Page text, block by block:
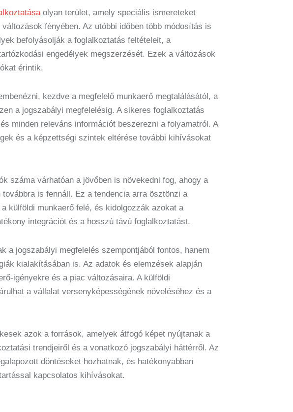
olyan terület, amely speciális ismereteket
fényében. Az utóbbi időben több módosítás is
befolyásolják a foglalkoztatás feltételeit, a
engedélyek megszerzését. Ezek a változások
érintik.
kezdve a megfelelő munkaerő megtalálásától, a
a jogszabályi megfelelésig. A sikeres foglalkoztatás
minden releváns információt beszerezni a folyamatról. A
és a képzettségi szintek eltérése további kihívásokat
száma várhatóan a jövőben is növekedni fog, ahogy a
is fennáll. Ez a tendencia arra ösztönzi a
külföldi munkaerő felé, és kidolgozzák azokat a
integrációt és a hosszú távú foglalkoztatást.
a jogszabályi megfelelés szempontjából fontos, hanem
kialakításában is. Az adatok és elemzések alapján
igényekre és a piac változásaira. A külföldi
a vállalat versenyképességének növeléséhez és a
azok a források, amelyek átfogó képet nyújtanak a
trendjeiről és a vonatkozó jogszabályi háttérről. Az
döntéseket hozhatnak, és hatékonyabban
kapcsolatos kihívásokat.